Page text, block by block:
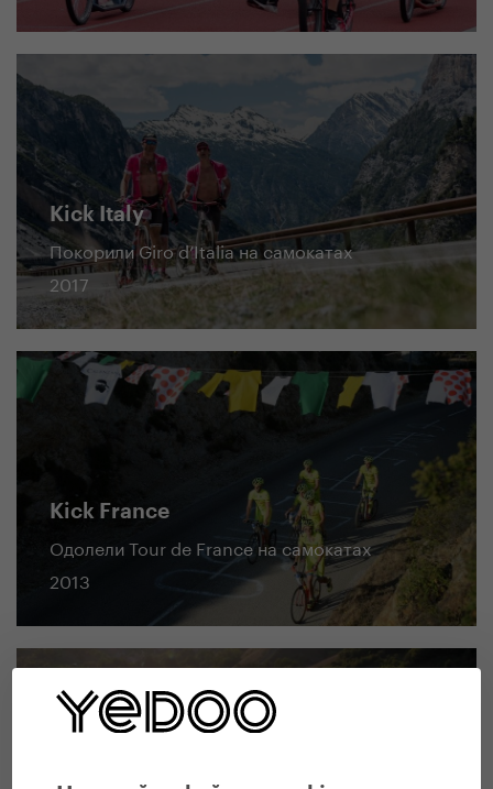
Kick Italy
Покорили Giro d’Italia на самокатах
2017
Kick France
Одолели Tour de France на самокатах
2013